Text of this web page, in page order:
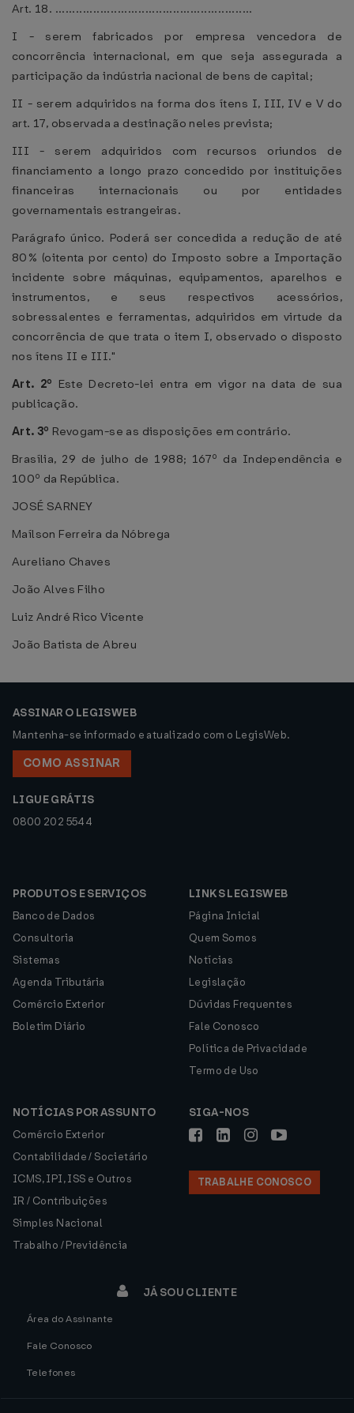
Art. 18. .........................................................
I - serem fabricados por empresa vencedora de
concorrência internacional, em que seja assegurada a
participação da indústria nacional de bens de capital;
II - serem adquiridos na forma dos ítens I, III, IV e V do
art. 17, observada a destinação neles prevista;
III - serem adquiridos com recursos oriundos de
financiamento a longo prazo concedido por instituições
financeiras internacionais ou por entidades
governamentais estrangeiras.
Parágrafo único. Poderá ser concedida a redução de até
80% (oitenta por cento) do Imposto sobre a Importação
incidente sobre máquinas, equipamentos, aparelhos e
instrumentos, e seus respectivos acessórios,
sobressalentes e ferramentas, adquiridos em virtude da
concorrência de que trata o item I, observado o disposto
nos ítens II e III."
Art. 2º Este Decreto-lei entra em vigor na data de sua
publicação.
Art. 3º Revogam-se as disposições em contrário.
Brasília, 29 de julho de 1988; 167º da Independência e
100º da República.
JOSÉ SARNEY
Maílson Ferreira da Nóbrega
Aureliano Chaves
João Alves Filho
Luiz André Rico Vicente
João Batista de Abreu
ASSINAR O LEGISWEB
Mantenha-se informado e atualizado com o LegisWeb.
COMO ASSINAR
LIGUE GRÁTIS
0800 202 5544
PRODUTOS E SERVIÇOS
Banco de Dados
Consultoria
Sistemas
Agenda Tributária
Comércio Exterior
Boletim Diário
LINKS LEGISWEB
Página Inicial
Quem Somos
Notícias
Legislação
Dúvidas Frequentes
Fale Conosco
Política de Privacidade
Termo de Uso
NOTÍCIAS POR ASSUNTO
Comércio Exterior
Contabilidade / Societário
ICMS, IPI, ISS e Outros
IR / Contribuições
Simples Nacional
Trabalho / Previdência
SIGA-NOS
TRABALHE CONOSCO
JÁ SOU CLIENTE
Área do Assinante
Fale Conosco
Telefones